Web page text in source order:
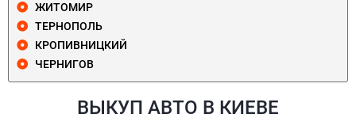
ЖИТОМИР
ТЕРНОПОЛЬ
КРОПИВНИЦКИЙ
ЧЕРНИГОВ
ВЫКУП АВТО В КИЕВЕ